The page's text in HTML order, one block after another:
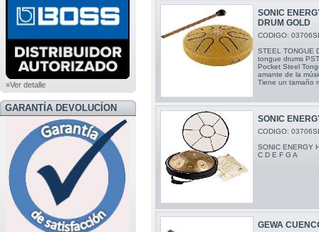
»Ver detalle
GARANTÍA DEVOLUCÍON
SONIC
DRUM GOLD
CODIGO:
STEEL TONGUE
tongue drums
Pocket Steel
amante de la
Tiene un tamaño
SONIC
CODIGO:
SONIC ENERGY
C D E F G A
GEWA